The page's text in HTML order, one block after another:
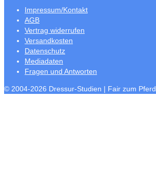
Impressum/Kontakt
AGB
Vertrag widerrufen
Versandkosten
Datenschutz
Mediadaten
Fragen und Antworten
© 2004-2026 Dressur-Studien | Fair zum Pferd